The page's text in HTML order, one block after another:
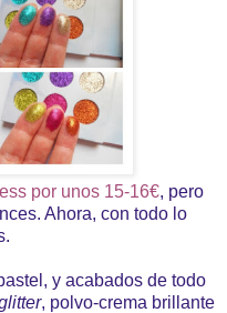
por unos 15-16€, pero
Ahora, con todo lo
y acabados de todo
, polvo-crema brillante